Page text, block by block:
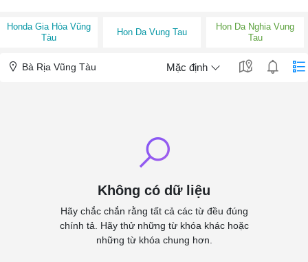
Honda Gia Hòa Vũng
Tàu
Hon Da Vung Tau
Hon Da Nghia Vung
Tau
Bà Rịa Vũng Tàu Mặc định
Không có dữ liệu
Hãy chắc chắn rằng tất cả các từ đều đúng
chính tả. Hãy thử những từ khóa khác hoặc
những từ khóa chung hơn.